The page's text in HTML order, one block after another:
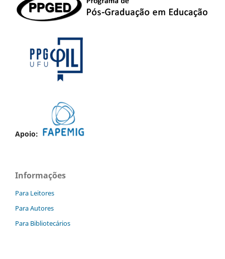
Apoio:
Informações
Para Leitores
Para Autores
Para Bibliotecários